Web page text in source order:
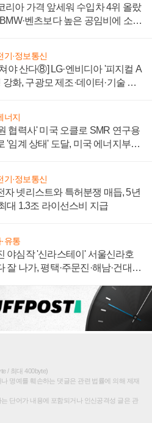
리아 가격 앞세워 수입차 4위 올랐
벤츠보다 높은 공임비에 소비
기·정보통신
야 산다⑧] LG·엔비디아 '피지컬 A
강화, 구광모 제조·데이터·기술 결
너지
협력사' 미국 오클로 SMR 연구용
'임계 상태' 도달, 미국 에너지부
기·정보통신
자 넷리스트와 특허분쟁 매듭, 5년
대 1.3조 라이선스비 지급
유통
야심작 '신라스테이' 서울신라호
잘 나가, 평택·주문진·해남·건대로
/ 최대 400byte)
명예를 훼손하는 댓글은 관련 법률에 의해 제재
단어가 내용에 포함되거나 인신공격성 글은 관